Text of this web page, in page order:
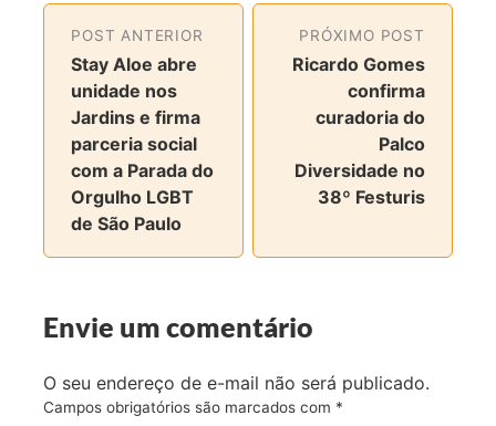
r
t
i
l
h
a
r
n
o
c
b
o
r
t
i
l
h
a
r
n
o
i
t
e
r
t
i
l
h
a
r
n
o
s
a
g
r
l
h
a
i
-
a
i
POST ANTERIOR
Stay Aloe abre
unidade nos
Jardins e firma
parceria social
com a Parada do
Orgulho LGBT
de São Paulo
PRÓXIMO POST
Ricardo Gomes
confirma
curadoria do
Palco
Diversidade no
38º Festuris
Envie um comentário
O seu endereço de e-mail não será publicado.
Campos obrigatórios são marcados com *